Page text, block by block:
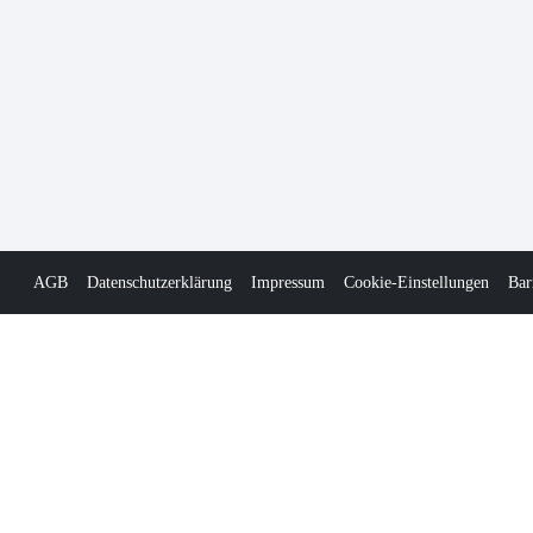
AGB Datenschutzerklärung Impressum Cookie-Einstellungen